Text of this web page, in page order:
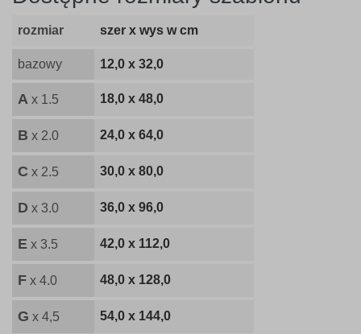
rozmiar szer x wys w cm
bazowy 12,0 x 32,0
A x 1.5 18,0 x 48,0
B x 2.0 24,0 x 64,0
C x 2.5 30,0 x 80,0
D x 3.0 36,0 x 96,0
E x 3.5 42,0 x 112,0
F x 4.0 48,0 x 128,0
G x 4,5 54,0 x 144,0